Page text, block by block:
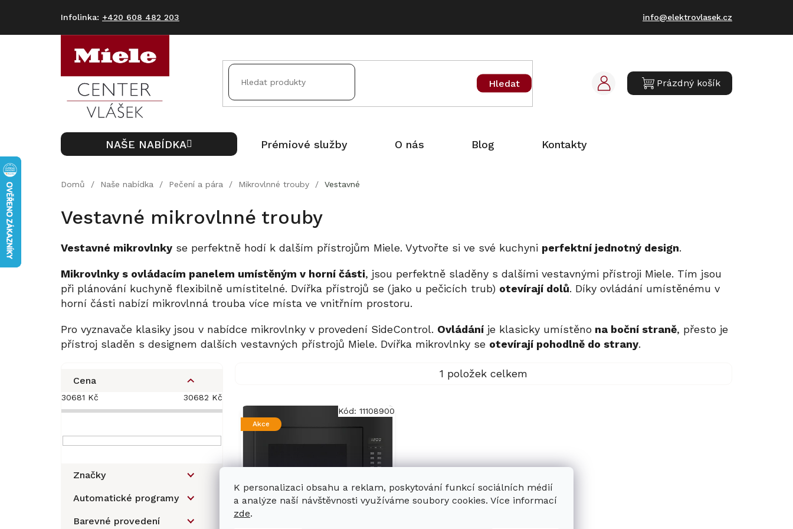
K personalizaci obsahu a reklam, poskytování funkcí sociálních médií
a analýze naší návštěvnosti využíváme soubory cookies. Více informací
zde.
+420 608 482 203 info@elektrovlasek.cz
Hledat
NÁKUPNÍ
Prázdný košík
NAŠE NABÍDKA Prémiové služby O nás Blog Kontakty
Domů / Naše nabídka / Pečení a pára / Mikrovlnné trouby / Vestavné
Vestavné mikrovlnné trouby
Vestavné mikrovlnky se perfektně hodí k dalším přístrojům Miele. Vytvořte si ve své kuchyni perfektní jednotný design.
Mikrovlnky s ovládacím panelem umístěným v horní části, jsou perfektně sladěny s dalšími vestavnými přístroji Miele. Tím jsou
při plánování kuchyně flexibilně umístitelné. Dvířka přístrojů se (jako u pečicích trub) otevírají dolů. Díky ovládání umístěnému v
horní části nabízí mikrovlnná trouba více místa ve vnitřním prostoru.
Pro vyznavače klasiky jsou v nabídce mikrovlnky v provedení SideControl. Ovládání je klasicky umístěno na boční straně, přesto je
přístroj sladěn s designem dalších vestavných přístrojů Miele. Dvířka mikrovlnky se otevírají pohodlně do strany.
s
t
a
n
Cena
30681 Kč 30682 Kč
Značky
Automatické programy
Barevné provedení
1 položek celkem
p
s
p
r
o
d
u
Akce
Kód: 11108900